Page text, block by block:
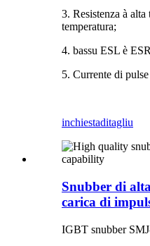
3. Resistenza à alta
temperatura;
4. bassu ESL è
5. Currente di
inchiestaditagliu
Snubber di
carica di
IGBT snubber